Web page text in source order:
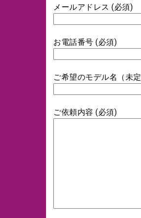
メールアドレス (必須)
お電話番号 (必須)
ご希望のモデル名（未
ご依頼内容 (必須)